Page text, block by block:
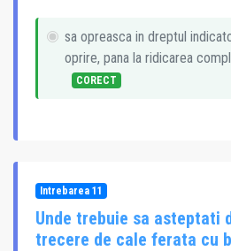
sa opreasca in dreptul
oprire, pana la ridicarea
CORECT
Intrebarea 11
Unde trebuie sa asteptati
trecere de cale ferata cu